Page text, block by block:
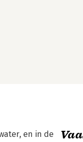
en in de